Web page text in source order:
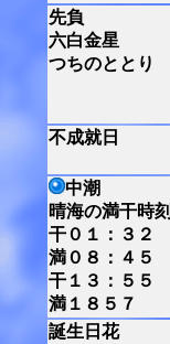
先負
六白金星
つちのととり
不成就日
中潮
晴海の満干時刻
干０１：３２
満０８：４５
干１３：５５
満１８５７
誕生日花